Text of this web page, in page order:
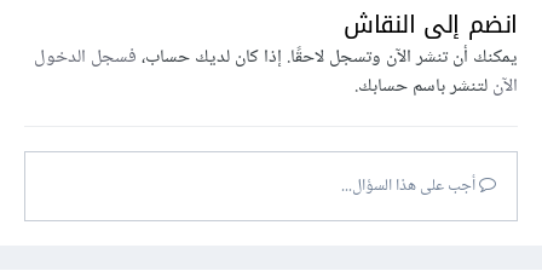
انضم إلى النقاش
يمكنك أن تنشر الآن وتسجل لاحقًا. إذا كان لديك حساب،فسجل الدخول
الآنلتنشر باسم حسابك.
أجب على هذا السؤال...